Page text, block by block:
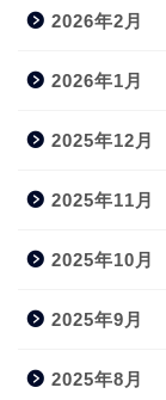
2026年2月
2026年1月
2025年12月
2025年11月
2025年10月
2025年9月
2025年8月